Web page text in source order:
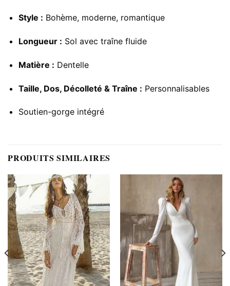
Style : Bohème, moderne, romantique
Longueur : Sol avec traîne fluide
Matière : Dentelle
Taille, Dos, Décolleté & Traîne : Personnalisables
Soutien-gorge intégré
PRODUITS SIMILAIRES